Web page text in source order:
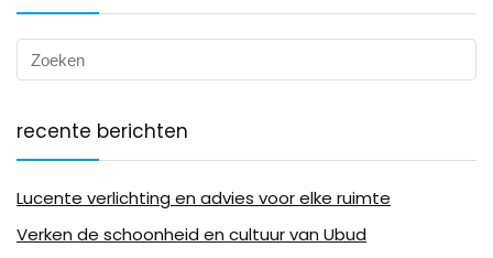
recente berichten
Lucente verlichting en advies voor elke ruimte
Verken de schoonheid en cultuur van Ubud